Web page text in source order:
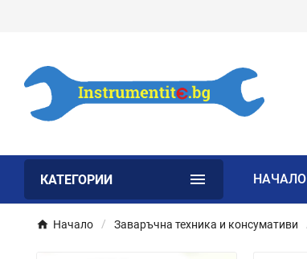
КАТЕГОРИИ  НАЧАЛО
Начало Заваръчна техника и консумативи